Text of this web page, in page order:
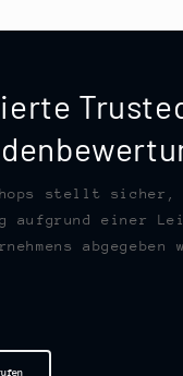
stellt sicher,
aufgrund einer
abgegeben